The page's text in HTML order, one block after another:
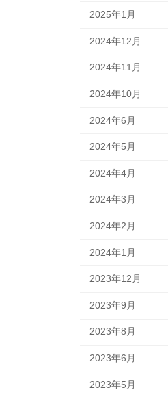
2025年1月
2024年12月
2024年11月
2024年10月
2024年6月
2024年5月
2024年4月
2024年3月
2024年2月
2024年1月
2023年12月
2023年9月
2023年8月
2023年6月
2023年5月